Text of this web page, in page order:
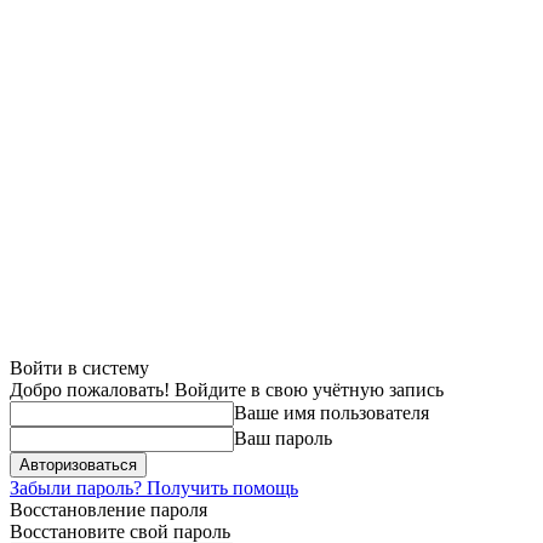
Войти в систему
Добро пожаловать! Войдите в свою учётную запись
Ваше имя пользователя
Ваш пароль
Забыли пароль? Получить помощь
Восстановление пароля
Восстановите свой пароль